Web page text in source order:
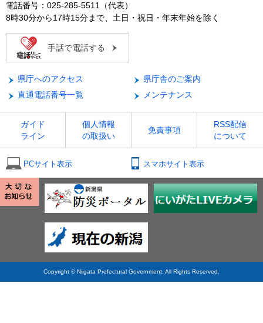
電話番号：025-285-5511（代表）
8時30分から17時15分まで、土日・祝日・年末年始を除く
手話で電話する
県庁へのアクセス
県庁舎のご案内
直通電話番号一覧
メンテナンス
ガイド
ライン
個人情報
の取扱い
免責事項
RSS配信
について
PCサイト表示 スマホサイト表示
Copyright © Niigata Prefectural Government. All Rights Reserved.